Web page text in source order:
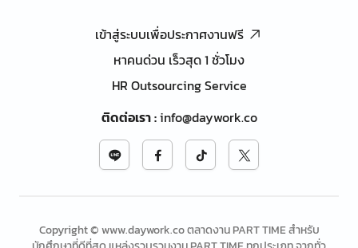
เข้าสู่ระบบเพื่อประกาศงานฟรี
หาคนด่วน เร็วสุด 1 ชั่วโมง
HR Outsourcing Service
ติดต่อเรา:info@daywork.co
Copyright © www.daywork.co ตลาดงาน PART TIME สำหรับ